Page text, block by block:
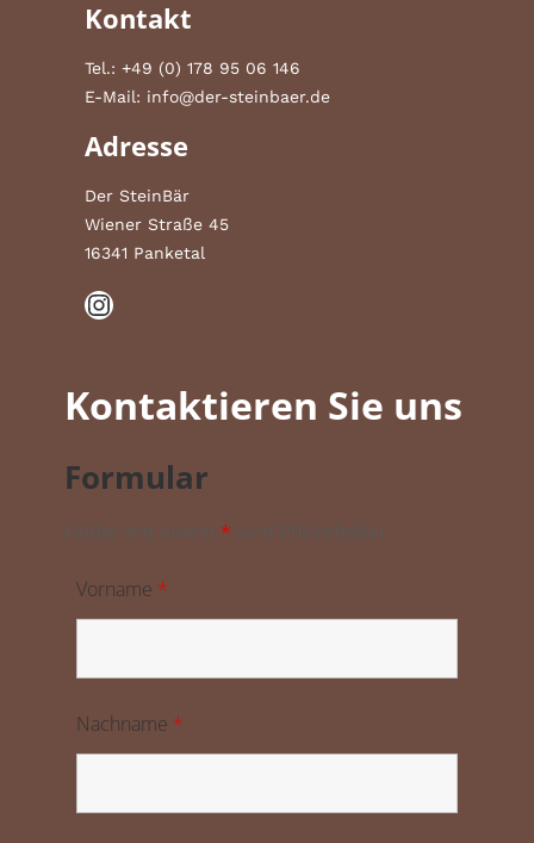
Kontakt
Tel.: +49 (0) 178 95 06 146
E-Mail: info@der-steinbaer.de
Adresse
Der SteinBär
Wiener Straße 45
16341 Panketal
Instagram
Kontaktieren Sie uns
Formular
Felder mit einem * sind Pflichtfelder
Vorname *
Nachname *